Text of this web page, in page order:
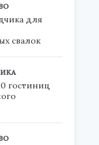
для
свалок
гостиниц